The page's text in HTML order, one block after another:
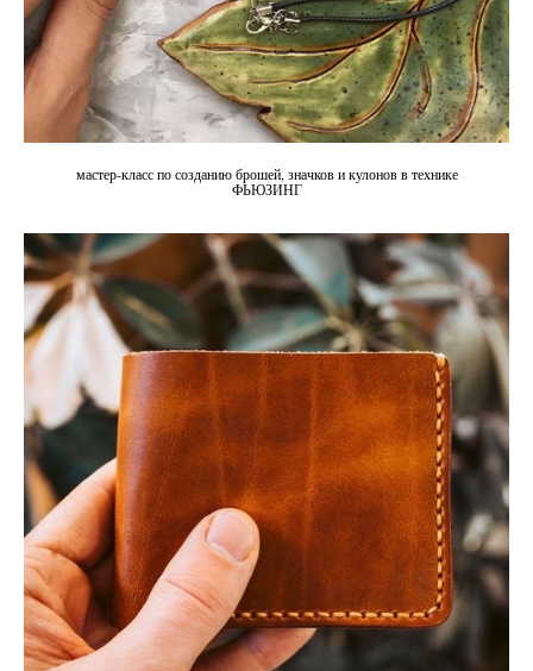
мастер-класс по созданию брошей, значков и кулонов в технике
ФЬЮЗИНГ